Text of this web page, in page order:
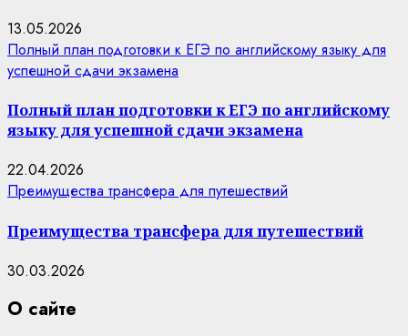
13.05.2026
Полный план подготовки к ЕГЭ по английскому языку для
успешной сдачи экзамена
Полный план подготовки к ЕГЭ по английскому
языку для успешной сдачи экзамена
22.04.2026
Преимущества трансфера для путешествий
Преимущества трансфера для путешествий
30.03.2026
О сайте